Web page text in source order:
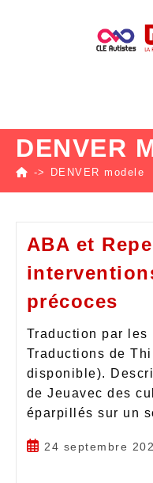
DENVER
-> DENVER modele
ABA et
précoces
Traduction par les
Traductions de
disponible).
de Jeuavec des
éparpillés sur un
24 septembre